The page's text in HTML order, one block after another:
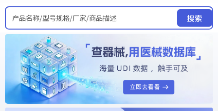
产品名称/型号规格/厂家/商品描述 搜索